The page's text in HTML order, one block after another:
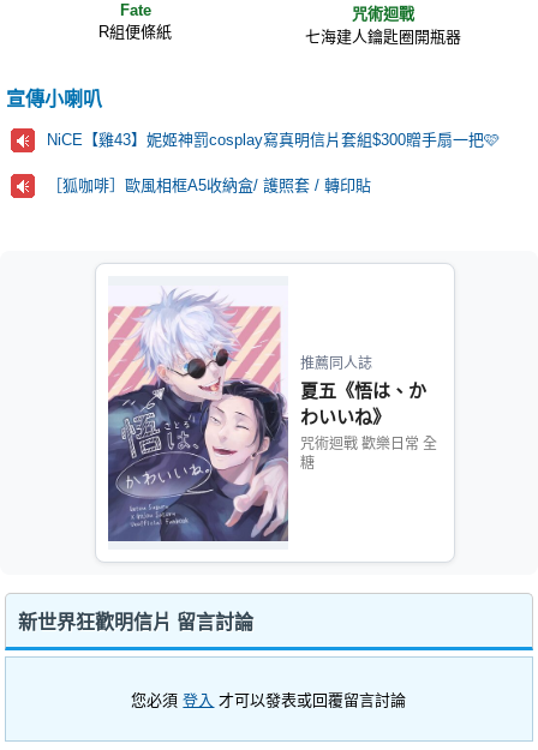
Fate
R組便條紙
咒術迴戰
七海建人鑰匙圈開瓶器
宣傳小喇叭
NiCE【雞43】妮姬神罰cosplay寫真明信片套組$300贈手扇一把🩷
［狐咖啡］歐風相框A5收納盒/ 護照套 / 轉印貼
推薦同人誌
夏五《悟は、か
わいいね》
咒術迴戰 歡樂日常 全
糖
新世界狂歡明信片 留言討論
您必須登入 才可以發表或回覆留言討論